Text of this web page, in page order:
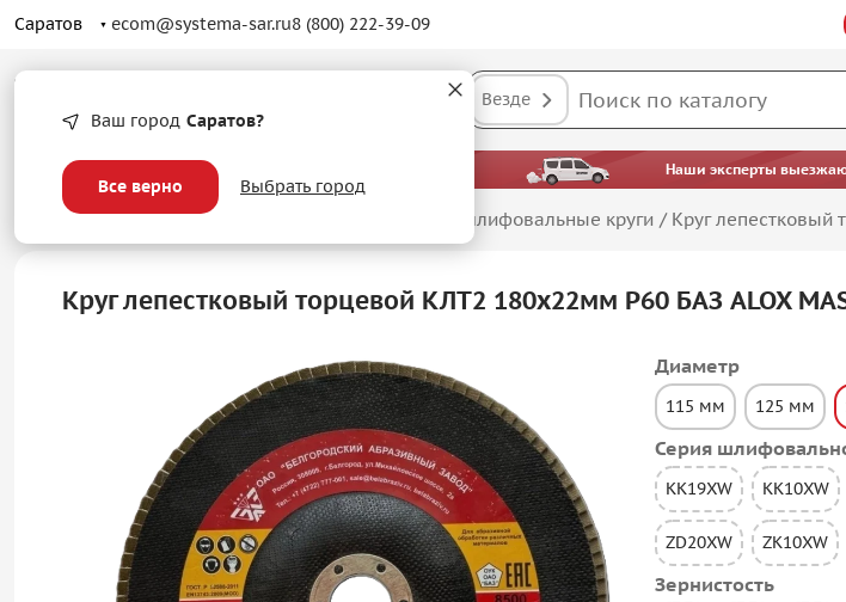
Саратов ecom@systema-sar.ru8 (800) 222-39-09
Ваш город Саратов?
Все верно Выбрать город
Везде
— больше, чем просто оптовые цены. Наши эксперты
Главная /Абразивные материалы Лепестковые шлифовальные круги / Круг лепестковый
Круг лепестковый торцевой КЛТ2 180х22мм P60 БАЗ ALOX
Диаметр
115 мм 125 мм
Серия
KK19XW KK10XW
ZD20XW ZK10XW
Зернистость